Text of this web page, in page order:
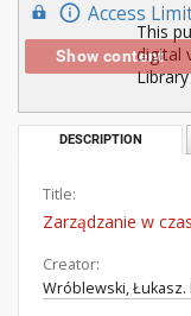
Access
Show content
This
digital
DESCRIPTION
Title:
Zarządzanie w
Creator:
Wróblewski, Łukasz.